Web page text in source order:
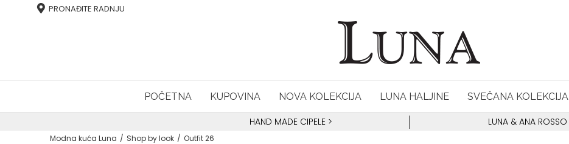
PRONAĐITE RADNJU
POČETNA KUPOVINA NOVA KOLEKCIJA LUNA HALJINE SVEČANA KOLEKCIJA
HAND MADE CIPELE > LUNA & ANA ROSSO
Modna kuća Luna Shop by look Outfit 26